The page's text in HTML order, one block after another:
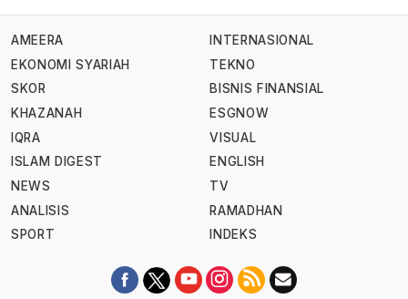
AMEERA
EKONOMI SYARIAH
SKOR
KHAZANAH
IQRA
ISLAM DIGEST
NEWS
ANALISIS
SPORT
INTERNASIONAL
TEKNO
BISNIS FINANSIAL
ESGNOW
VISUAL
ENGLISH
TV
RAMADHAN
INDEKS